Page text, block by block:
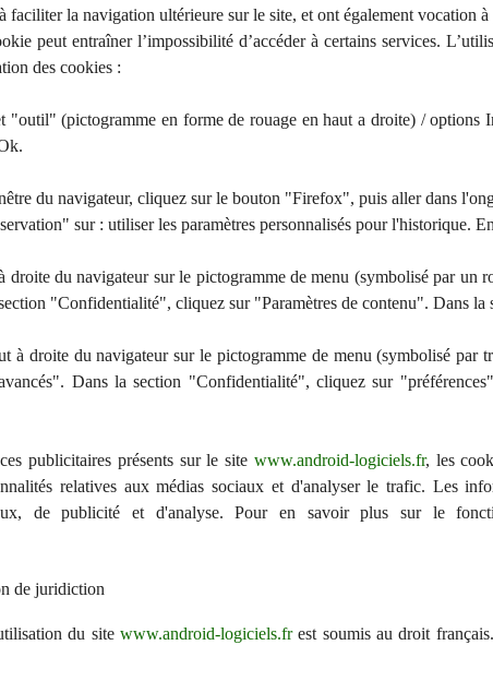
faciliter la navigation ultérieure sur le site, et ont également vocation
peut entraîner l’impossibilité d’accéder à certains services.
des cookies :
"outil" (pictogramme en forme de rouage en haut a droite) /
du navigateur, cliquez sur le bouton "Firefox", puis aller dans
sur : utiliser les paramètres personnalisés pour l'historique.
droite du navigateur sur le pictogramme de menu (symbolisé par
"Confidentialité", cliquez sur "Paramètres de contenu". Dans
à droite du navigateur sur le pictogramme de menu (symbolisé par
Dans la section "Confidentialité", cliquez sur
publicitaires présents sur le site www.android-logiciels.fr, les
relatives aux médias sociaux et d'analyser le trafic. Les
de publicité et d'analyse. Pour en savoir plus sur le
de juridiction
du site www.android-logiciels.frest soumis au droit